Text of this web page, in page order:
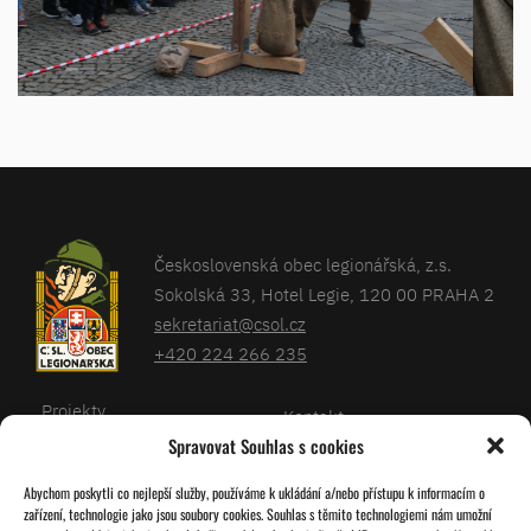
Spravovat Souhlas s cookies
Abychom poskytli co nejlepší služby, používáme k ukládání a/nebo přístupu k informacím o
zařízení, technologie jako jsou soubory cookies. Souhlas s těmito technologiemi nám umožní
Československá obec legionářská, z.s.
Sokolská 33, Hotel Legie, 120 00 PRAHA 2
sekretariat@csol.cz
+420 224 266 235
Projekty
Kalendář
Kontakt
Databáze legionářů
Pro členy